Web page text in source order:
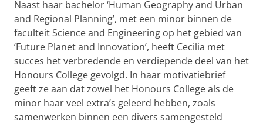
Naast haar bachelor ‘Human Geography and Urban
and Regional Planning’, met een minor binnen de
faculteit Science and Engineering op het gebied van
‘Future Planet and Innovation’, heeft Cecilia met
succes het verbredende en verdiepende deel van het
Honours College gevolgd. In haar motivatiebrief
geeft ze aan dat zowel het Honours College als de
minor haar veel extra’s geleerd hebben, zoals
samenwerken binnen een divers samengesteld